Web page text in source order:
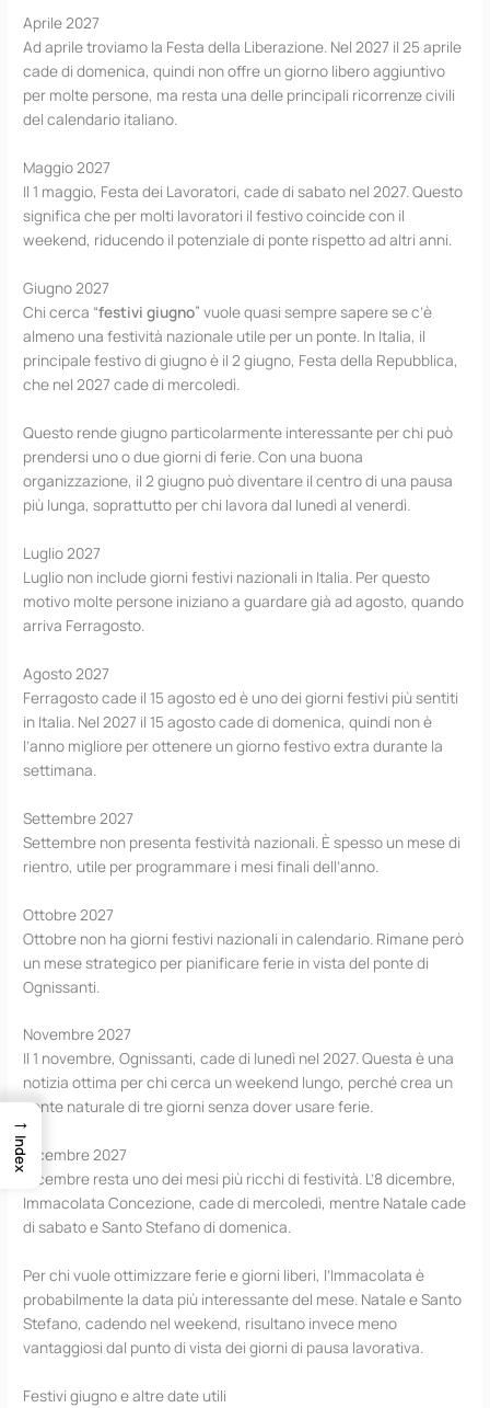
Aprile 2027
Ad aprile troviamo la Festa della Liberazione. Nel 2027 il 25 aprile
cade di domenica, quindi non offre un giorno libero aggiuntivo
per molte persone, ma resta una delle principali ricorrenze civili
del calendario italiano.
Maggio 2027
Il 1 maggio, Festa dei Lavoratori, cade di sabato nel 2027. Questo
significa che per molti lavoratori il festivo coincide con il
weekend, riducendo il potenziale di ponte rispetto ad altri anni.
Giugno 2027
Chi cerca “festivi giugno” vuole quasi sempre sapere se c’è
almeno una festività nazionale utile per un ponte. In Italia, il
principale festivo di giugno è il 2 giugno, Festa della Repubblica,
che nel 2027 cade di mercoledì.
Questo rende giugno particolarmente interessante per chi può
prendersi uno o due giorni di ferie. Con una buona
organizzazione, il 2 giugno può diventare il centro di una pausa
più lunga, soprattutto per chi lavora dal lunedì al venerdì.
Luglio 2027
Luglio non include giorni festivi nazionali in Italia. Per questo
motivo molte persone iniziano a guardare già ad agosto, quando
arriva Ferragosto.
Agosto 2027
Ferragosto cade il 15 agosto ed è uno dei giorni festivi più sentiti
in Italia. Nel 2027 il 15 agosto cade di domenica, quindi non è
l’anno migliore per ottenere un giorno festivo extra durante la
settimana.
Settembre 2027
Settembre non presenta festività nazionali. È spesso un mese di
rientro, utile per programmare i mesi finali dell’anno.
Ottobre 2027
Ottobre non ha giorni festivi nazionali in calendario. Rimane però
un mese strategico per pianificare ferie in vista del ponte di
Ognissanti.
Novembre 2027
Il 1 novembre, Ognissanti, cade di lunedì nel 2027. Questa è una
notizia ottima per chi cerca un weekend lungo, perché crea un
ponte naturale di tre giorni senza dover usare ferie.
Dicembre 2027
Dicembre resta uno dei mesi più ricchi di festività. L’8 dicembre,
Immacolata Concezione, cade di mercoledì, mentre Natale cade
di sabato e Santo Stefano di domenica.
Per chi vuole ottimizzare ferie e giorni liberi, l’Immacolata è
probabilmente la data più interessante del mese. Natale e Santo
Stefano, cadendo nel weekend, risultano invece meno
vantaggiosi dal punto di vista dei giorni di pausa lavorativa.
Festivi giugno e altre date utili
→
Index